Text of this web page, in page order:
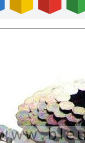
métropolitaine dès